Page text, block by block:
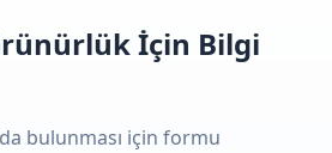
İçin Bilgi
bulunması için formu